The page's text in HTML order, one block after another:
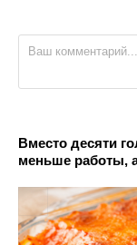
Вместо десяти
меньше работы,